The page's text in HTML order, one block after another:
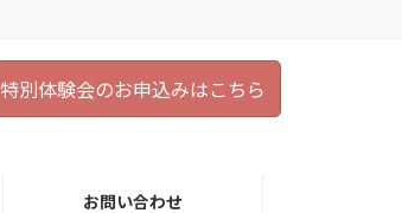
特別体験会のお申込みはこちら
お問い合わせ